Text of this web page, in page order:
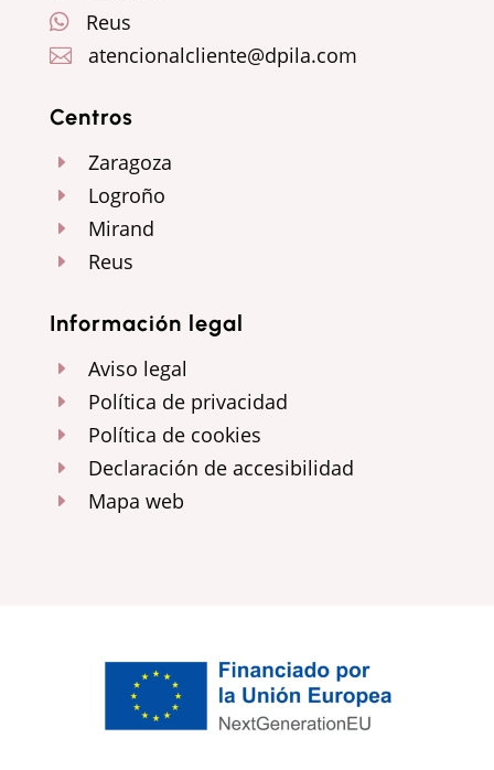
 Reus
 atencionalcliente@dpila.com
Centros
E Zaragoza
E Logroño
E Mirand
E Reus
Información legal
E Aviso legal
E Política de privacidad
E Política de cookies
E Declaración de accesibilidad
E Mapa web